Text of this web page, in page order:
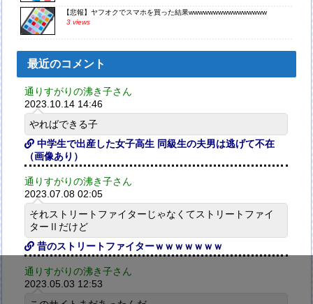
【悲報】ヤフオクでスマホを買った結果wwwwwwwwwwwwwwww
3 views
最近のコメント
通りすがりの沸き子さん
2023.10.14 14:46
やればできる子
中学生で出産した女子高生 同級生の夫男は逃げて不在
（画像あり）
通りすがりの沸き子さん
2023.07.08 02:05
それストリートファイターじゃなくてストリートファイ
ターⅡだけど
昔のストリートファイターｗｗｗｗｗｗｗ
通りすがりの沸き子さん
2023.05.03 12:53